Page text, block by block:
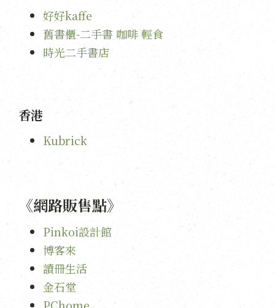
好好kaffe
舊書櫃-二手書 咖啡 輕食
時光二手書店
香港
Kubrick
《網路販售點》
Pinkoi設計館
博客來
讀冊生活
金石堂